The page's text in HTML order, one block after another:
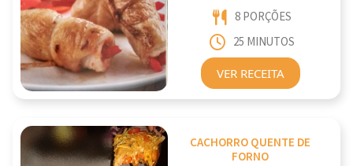
8 PORÇÕES
25 MINUTOS
VER RECEITA
CACHORRO QUENTE DE
FORNO